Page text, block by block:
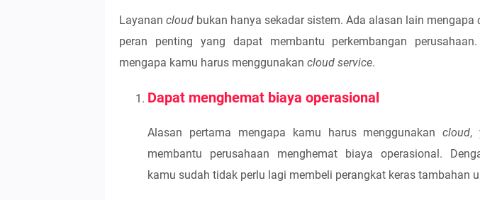
Layanan cloud bukan hanya sekadar sistem. Ada alasan lain mengapa
peran penting yang dapat membantu perkembangan
mengapa kamu harus menggunakan cloud service.
Dapat menghemat biaya operasional
Alasan pertama mengapa kamu harus menggunakan cloud,
membantu perusahaan menghemat biaya operasional.
kamu sudah tidak perlu lagi membeli perangkat keras tambahan